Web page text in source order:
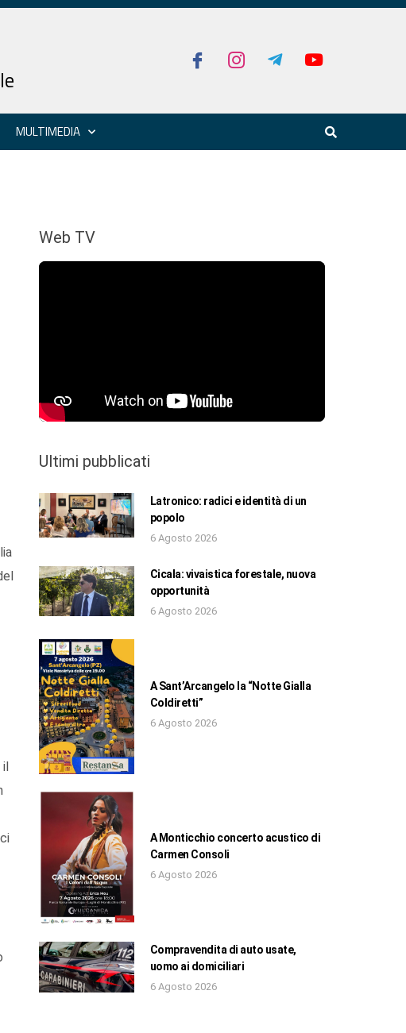
MULTIMEDIA
il
Web TV
Ultimi pubblicati
Latronico: radici e identità di un
popolo
6 Agosto 2026
Cicala: vivaistica forestale, nuova
opportunità
6 Agosto 2026
A Sant’Arcangelo la “Notte Gialla
Coldiretti”
6 Agosto 2026
A Monticchio concerto acustico di
Carmen Consoli
6 Agosto 2026
Compravendita di auto usate,
uomo ai domiciliari
6 Agosto 2026